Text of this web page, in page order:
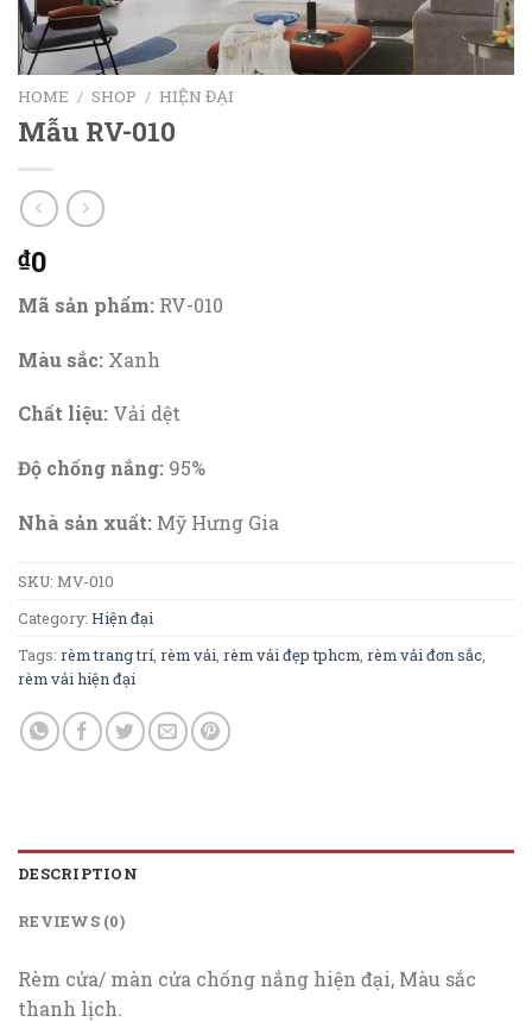
HOME / SHOP / HIỆN ĐẠI
Mẫu RV-010
₫0
Mã sản phẩm: RV-010
Màu sắc: Xanh
Chất liệu: Vải dệt
Độ chống nắng: 95%
Nhà sản xuất: Mỹ Hưng Gia
SKU: MV-010
Category: Hiện đại
Tags: rèm trang trí rèm vải rèm vải đẹp tphcm rèm vải đơn sắc
rèm vải hiện đại
DESCRIPTION
REVIEWS (0)
Rèm cửa/ màn cửa chống nắng hiện đại, Màu sắc
thanh lịch.